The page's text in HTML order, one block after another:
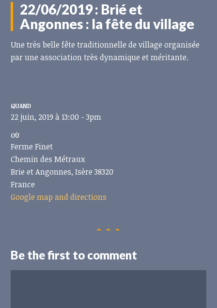
22/06/2019 : Brié et
Angonnes : la fête du village
Une très belle fête traditionnelle de village organisée
par une association très dynamique et méritante.
QUAND
22 juin, 2019 à 13:00 - 3pm
OÙ
Ferme Finet
Chemin des Métraux
Brie et Angonnes, Isère 38320
France
Google map and directions
Be the first to comment